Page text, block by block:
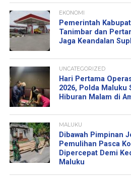
EKONOMI
Pemerintah
Tanimbar dan
Jaga Keandalan
UNCATEGORIZED
Hari Pertama
2026, Polda Maluku
Hiburan Malam di
MALUKU
Dibawah Pimpinan
Pemulihan Pasca
Dipercepat Demi
Maluku